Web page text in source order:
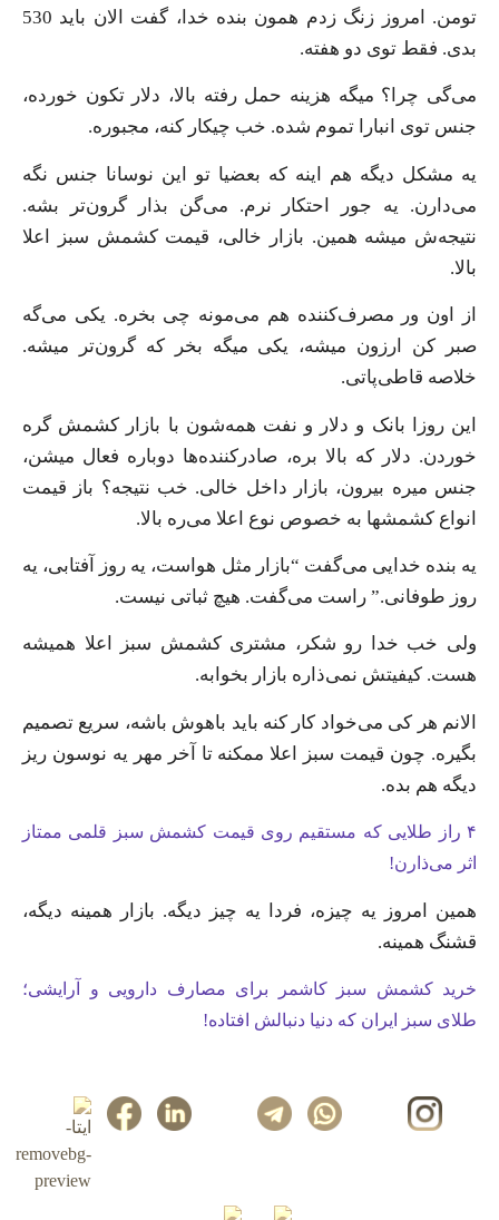
تومن. امروز زنگ زدم همون بنده خدا، گفت الان باید 530
بدی. فقط توی دو هفته.
می‌گی چرا؟ میگه هزینه حمل رفته بالا، دلار تکون خورده،
جنس توی انبارا تموم شده. خب چیکار کنه، مجبوره.
یه مشکل دیگه هم اینه که بعضیا تو این نوسانا جنس نگه
می‌دارن. یه جور احتکار نرم. می‌گن بذار گرون‌تر بشه.
نتیجه‌ش میشه همین. بازار خالی، قیمت کشمش سبز اعلا
بالا.
از اون ور مصرف‌کننده هم می‌مونه چی بخره. یکی می‌گه
صبر کن ارزون میشه، یکی میگه بخر که گرون‌تر میشه.
خلاصه قاطی‌پاتی.
این روزا بانک و دلار و نفت همه‌شون با بازار کشمش گره
خوردن. دلار که بالا بره، صادرکننده‌ها دوباره فعال میشن،
جنس میره بیرون، بازار داخل خالی. خب نتیجه؟ باز قیمت
انواع کشمشها به خصوص نوع اعلا می‌ره بالا.
یه بنده خدایی می‌گفت “بازار مثل هواست، یه روز آفتابی، یه
روز طوفانی.” راست می‌گفت. هیچ ثباتی نیست.
ولی خب خدا رو شکر، مشتری کشمش سبز اعلا همیشه
هست. کیفیتش نمی‌ذاره بازار بخوابه.
الانم هر کی می‌خواد کار کنه باید باهوش باشه، سریع تصمیم
بگیره. چون قیمت سبز اعلا ممکنه تا آخر مهر یه نوسون ریز
دیگه هم بده.
۴ راز طلایی که مستقیم روی قیمت کشمش سبز قلمی ممتاز
اثر می‌ذارن!
همین امروز یه چیزه، فردا یه چیز دیگه. بازار همینه دیگه،
قشنگ همینه.
خرید کشمش سبز کاشمر برای مصارف دارویی و آرایشی؛
طلای سبز ایران که دنیا دنبالش افتاده!